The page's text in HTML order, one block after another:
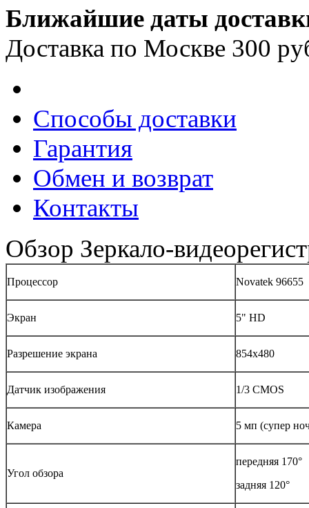
Ближайшие даты
Доставка по Москве 300
Способы доставки
Гарантия
Обмен и возврат
Контакты
Обзор Зеркало-
Процессор Novatek 96655
Экран 5" HD
Разрешение экрана 854х480
Датчик изображения 1/3 CMOS
Камера 5 мп (супер
Угол обзора
передняя 170°
задняя 120°